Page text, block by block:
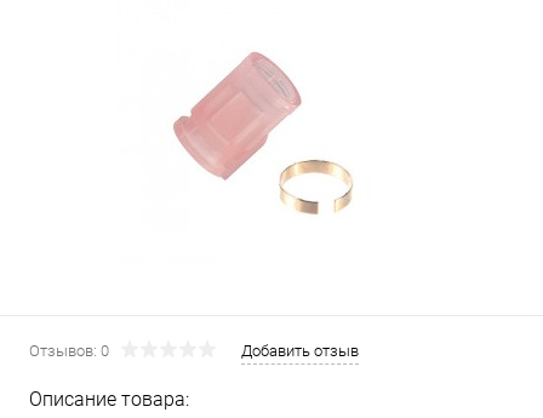
Отзывов: 0 Добавить отзыв
Описание товара: